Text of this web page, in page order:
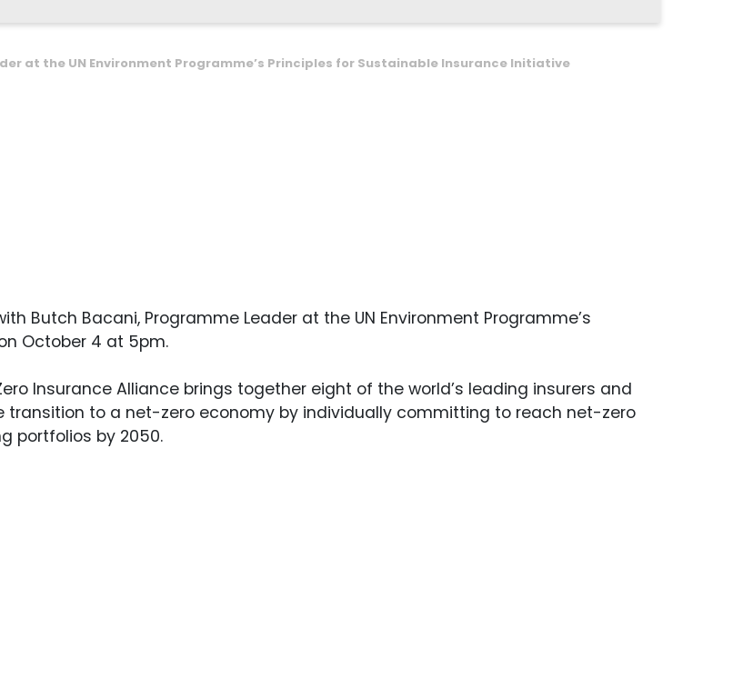
at the UN Environment Programme’s Principles for Sustainable Insurance Initiative
Butch Bacani, Programme Leader at the UN Environment Programme’s
October 4 at 5pm.
Insurance Alliance brings together eight of the world’s leading insurers and
transition to a net-zero economy by individually committing to reach net-zero
portfolios by 2050.